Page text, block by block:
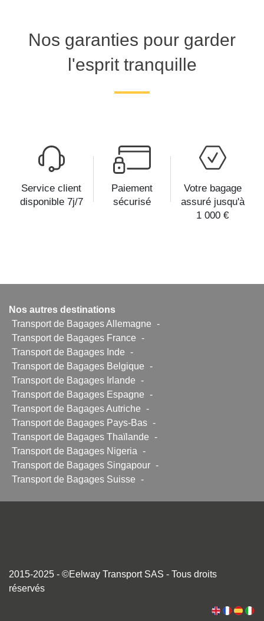
Nos garanties pour garder
l'esprit tranquille
Service client
disponible 7j/7
Paiement
sécurisé
Votre bagage
assuré jusqu'à
1 000 €
Nos autres destinations
Transport de Bagages Allemagne
-
Transport de Bagages France
-
Transport de Bagages Inde
-
Transport de Bagages Belgique
-
Transport de Bagages Irlande
-
Transport de Bagages Espagne
-
Transport de Bagages Autriche
-
Transport de Bagages Pays-Bas -
Transport de Bagages Thaïlande
-
Transport de Bagages Nigeria
-
Transport de Bagages Singapour -
Transport de Bagages Suisse
-
2015-2025 - ©Eelway Transport SAS - Tous droits
réservés